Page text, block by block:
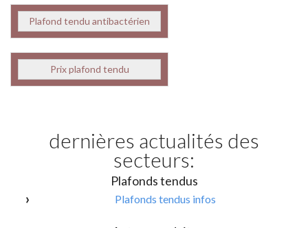
Plafond tendu antibactérien
Prix plafond tendu
dernières actualités des
secteurs:
Plafonds tendus
Plafonds tendus infos